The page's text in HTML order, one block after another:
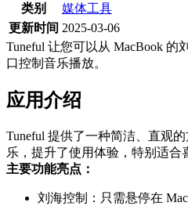
类别
媒体工具
更新时间 2025-03-06
Tuneful 让您可以从 MacBook 的
口控制音乐播放。
应用介绍
Tuneful 提供了一种简洁、直观
乐，提升了使用体验，特别适合
主要功能亮点：
刘海控制：只需悬停在